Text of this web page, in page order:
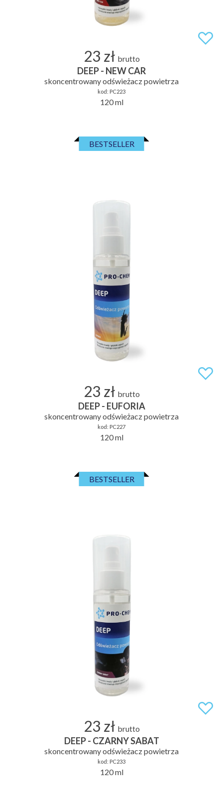
23 zł brutto
DEEP - NEW CAR
skoncentrowany odświeżacz powietrza
kod: PC223
120 ml
BESTSELLER
23 zł brutto
DEEP - EUFORIA
skoncentrowany odświeżacz powietrza
kod: PC227
120 ml
BESTSELLER
23 zł brutto
DEEP - CZARNY SABAT
skoncentrowany odświeżacz powietrza
kod: PC233
120 ml